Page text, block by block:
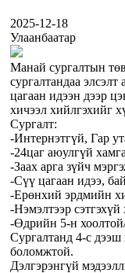
2025-12-18
Улаанбаатар
Манай сургалтын
сургалтандаа
цагаан идээн дээр
хичээл хийлгэхийг
Сургалт:
-Интернэтгүй, Гар
-24цаг аюулгүй
-Заах арга зүйч
-Сүү цагаан идээ,
-Ерөнхий эрдмийн
-Нэмэлтээр
-Өдрийн 5-н
Сургалтанд 4-с дээш
боломжтой.
Дэлгэрэнгүй